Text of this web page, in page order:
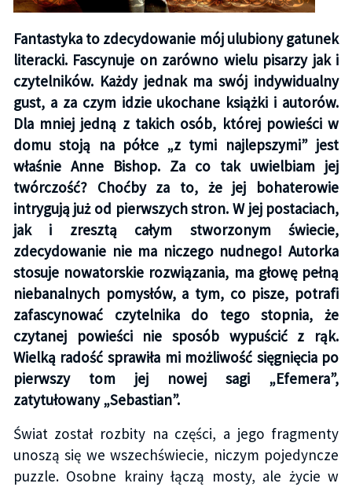
Fantastyka to zdecydowanie mój ulubiony gatunek
literacki. Fascynuje on zarówno wielu pisarzy jak i
czytelników. Każdy jednak ma swój indywidualny
gust, a za czym idzie ukochane książki i autorów.
Dla mniej jedną z takich osób, której powieści w
domu stoją na półce „z tymi najlepszymi” jest
właśnie Anne Bishop. Za co tak uwielbiam jej
twórczość? Choćby za to, że jej bohaterowie
intrygują już od pierwszych stron. W jej postaciach,
jak i zresztą całym stworzonym świecie,
zdecydowanie nie ma niczego nudnego! Autorka
stosuje nowatorskie rozwiązania, ma głowę pełną
niebanalnych pomysłów, a tym, co pisze, potrafi
zafascynować czytelnika do tego stopnia, że
czytanej powieści nie sposób wypuścić z rąk.
Wielką radość sprawiła mi możliwość sięgnięcia po
pierwszy tom jej nowej sagi „Efemera”,
zatytułowany „Sebastian”.
Świat został rozbity na części, a jego fragmenty
unoszą się we wszechświecie, niczym pojedyncze
puzzle. Osobne krainy łączą mosty, ale życie w